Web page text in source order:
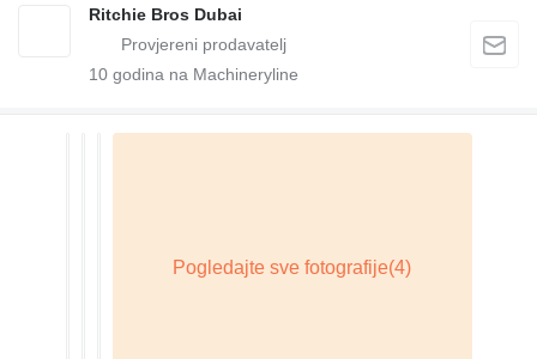
Ritchie Bros Dubai
10 godina na Machineryline